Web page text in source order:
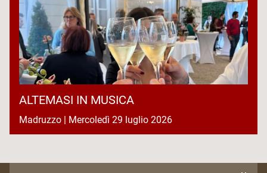
ALTEMASI IN MUSICA
Madruzzo | Mercoledì 29 luglio 2026